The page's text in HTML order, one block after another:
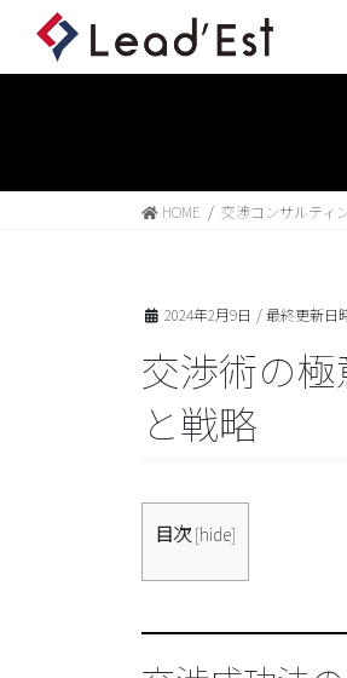
HOME 交渉コンサルティ
2024年2月9日 / 最終更新日
交渉術の
と戦略
目次 [hide]